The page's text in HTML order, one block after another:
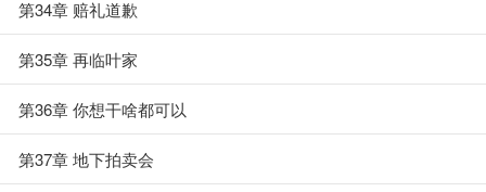
第34章 赔礼道歉
第35章 再临叶家
第36章 你想干啥都可以
第37章 地下拍卖会